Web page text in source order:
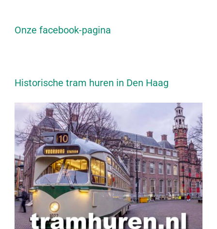
Onze facebook-pagina
Historische tram huren in Den Haag